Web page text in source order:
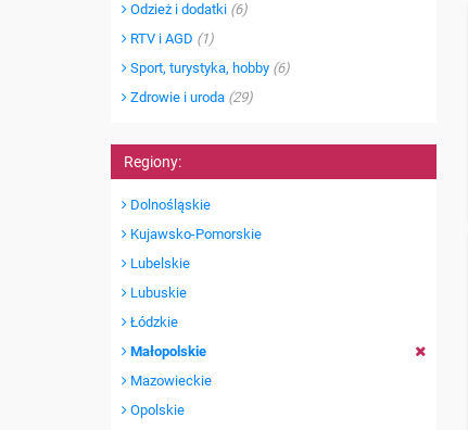
Odzież i dodatki (6)
RTV i AGD (1)
Sport, turystyka, hobby (6)
Zdrowie i uroda (29)
Regiony:
Dolnośląskie
Kujawsko-Pomorskie
Lubelskie
Lubuskie
Łódzkie
Małopolskie
Mazowieckie
Opolskie